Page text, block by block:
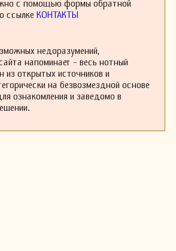
с помощью формы обратной
ссылке КОНТАКТЫ
недоразумений,
напоминает - весь нотный
из открытых источников и
на безвозмездной основе
ознакомления и заведомо в